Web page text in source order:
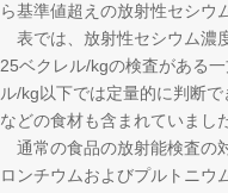
ら基準値超えの放射性セシウ
表では、放射性セシウム濃
25ベクレル/kgの検査がある
ル/kg以下では定量的に判断
などの食材も含まれていまし
通常の食品の放射能検査の
ロンチウムおよびプルトニウ